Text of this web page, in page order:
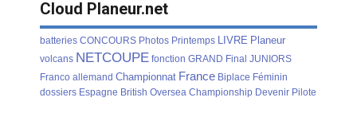
Cloud Planeur.net
batteries CONCOURS Photos Printemps LIVRE Planeur
volcans NETCOUPE fonction GRAND Final JUNIORS
Franco allemand Championnat France Biplace Féminin
dossiers Espagne British Oversea Championship Devenir Pilote